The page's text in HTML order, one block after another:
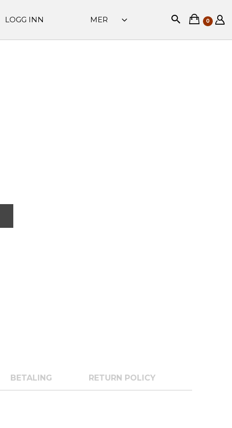
LOGG INN MER 0
BETALING RETURN POLICY